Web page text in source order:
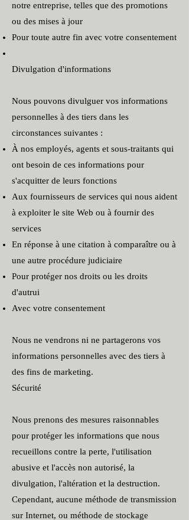
notre entreprise, telles que des promotions
ou des mises à jour
Pour toute autre fin avec votre consentement
Divulgation d'informations
Nous pouvons divulguer vos informations
personnelles à des tiers dans les
circonstances suivantes :
À nos employés, agents et sous-traitants qui
ont besoin de ces informations pour
s'acquitter de leurs fonctions
Aux fournisseurs de services qui nous aident
à exploiter le site Web ou à fournir des
services
En réponse à une citation à comparaître ou à
une autre procédure judiciaire
Pour protéger nos droits ou les droits
d'autrui
Avec votre consentement
Nous ne vendrons ni ne partagerons vos
informations personnelles avec des tiers à
des fins de marketing.
Sécurité
Nous prenons des mesures raisonnables
pour protéger les informations que nous
recueillons contre la perte, l'utilisation
abusive et l'accès non autorisé, la
divulgation, l'altération et la destruction.
Cependant, aucune méthode de transmission
sur Internet, ou méthode de stockage